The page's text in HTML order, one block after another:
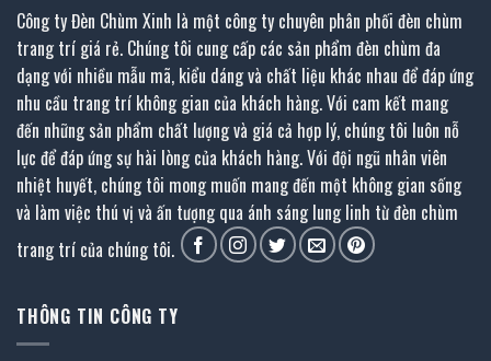
Công ty Đèn Chùm Xinh là một công ty chuyên phân phối đèn chùm
trang trí giá rẻ. Chúng tôi cung cấp các sản phẩm đèn chùm đa
dạng với nhiều mẫu mã, kiểu dáng và chất liệu khác nhau để đáp ứng
nhu cầu trang trí không gian của khách hàng. Với cam kết mang
đến những sản phẩm chất lượng và giá cả hợp lý, chúng tôi luôn nỗ
lực để đáp ứng sự hài lòng của khách hàng. Với đội ngũ nhân viên
nhiệt huyết, chúng tôi mong muốn mang đến một không gian sống
và làm việc thú vị và ấn tượng qua ánh sáng lung linh từ đèn chùm
trang trí của chúng tôi.
THÔNG TIN CÔNG TY